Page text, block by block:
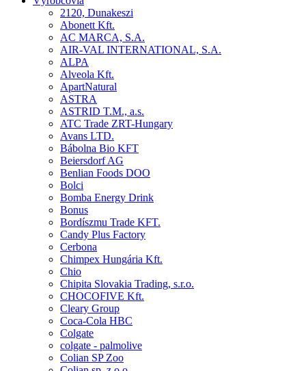
2120, Dunakeszi
Abonett Kft.
AC MARCA, S.A.
AIR-VAL INTERNATIONAL, S.A.
ALPA
Alveola Kft.
ApartNatural
ASTRA
ASTRID T.M., a.s.
ATC Trade ZRT-Hungary
Avans LTD.
Bábolna Bio KFT
Beiersdorf AG
Benlian Foods DOO
Bolci
Bomba Energy Drink
Bonus
Bordíszmu Trade KFT.
Candy Plus Factory
Cerbona
Chimpex Hungária Kft.
Chio
Chipita Slovakia Trading, s.r.o.
CHOCOFIVE Kft.
Cleary Group
Coca-Cola HBC
Colgate
colgate - palmolive
Colian SP Zoo